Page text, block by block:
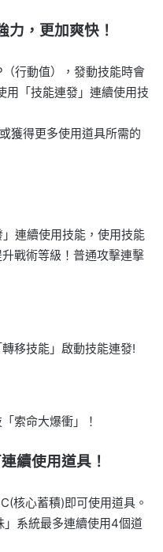
力，更加爽快！
行動值），發動技能時會
用「技能連發」連續使用技
獲得更多使用道具所需的
連續使用技能，使用技能
戰術等級！普通攻擊連擊
移技能」啟動技能連發!
索命大爆衝」！
續使用道具！
核心蓄積)即可使用道具。
系統最多連續使用4個道